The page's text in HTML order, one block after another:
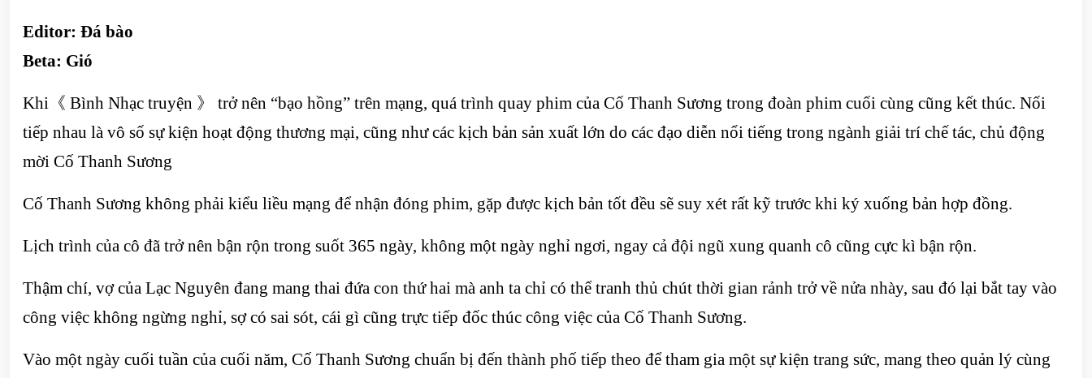
Editor: Đá bào
Beta: Gió
Khi《 Bình Nhạc truyện 》 trở nên “bạo hồng” trên mạng, quá trình quay phim của Cố Thanh Sương trong đoàn phim cuối cùng cũng kết thúc. Nối
tiếp nhau là vô số sự kiện hoạt động thương mại, cũng như các kịch bản sản xuất lớn do các đạo diễn nổi tiếng trong ngành giải trí chế tác, chủ động
mời Cố Thanh Sương
Cố Thanh Sương không phải kiểu liều mạng để nhận đóng phim, gặp được kịch bản tốt đều sẽ suy xét rất kỹ trước khi ký xuống bản hợp đồng.
Lịch trình của cô đã trở nên bận rộn trong suốt 365 ngày, không một ngày nghỉ ngơi, ngay cả đội ngũ xung quanh cô cũng cực kì bận rộn.
Thậm chí, vợ của Lạc Nguyên đang mang thai đứa con thứ hai mà anh ta chỉ có thể tranh thủ chút thời gian rảnh trở về nửa nhày, sau đó lại bắt tay vào
công việc không ngừng nghỉ, sợ có sai sót, cái gì cũng trực tiếp đốc thúc công việc của Cố Thanh Sương.
Vào một ngày cuối tuần của cuối năm, Cố Thanh Sương chuẩn bị đến thành phố tiếp theo để tham gia một sự kiện trang sức, mang theo quản lý cùng